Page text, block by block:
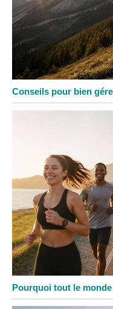
Conseils pour bien
Pourquoi tout le